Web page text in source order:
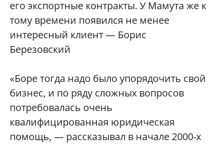
его экспортные контракты. У Мамута же к
тому времени появился не менее
интересный клиент — Борис
Березовский
«Боре тогда надо было упорядочить свой
бизнес, и по ряду сложных вопросов
потребовалась очень
квалифицированная юридическая
помощь, — рассказывал в начале 2000-х